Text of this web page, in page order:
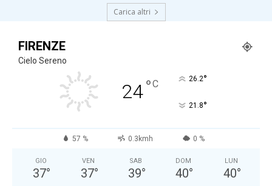
Carica altri
FIRENZE
Cielo Sereno
24°C 26.2°
21.8°
57 % 0.3kmh 0 %
GIO
37°
VEN
37°
SAB
39°
DOM
40°
LUN
40°